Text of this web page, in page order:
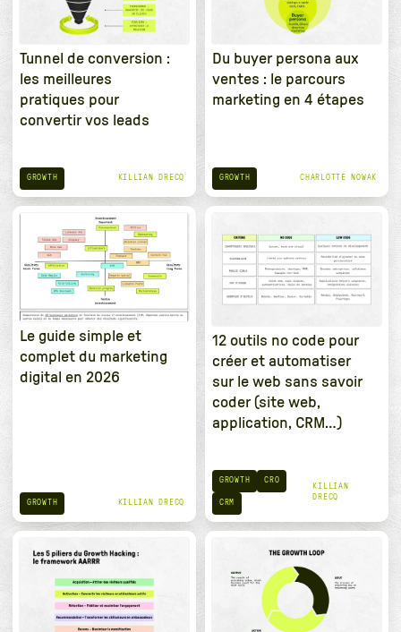
Tunnel de conversion :
les meilleures
pratiques pour
convertir vos leads
GROWTH KILLIAN DRECQ
Du buyer persona aux
ventes : le parcours
marketing en 4 étapes
GROWTH CHARLOTTE NOWAK
Le guide simple et
complet du marketing
digital en 2026
GROWTH KILLIAN DRECQ
12 outils no code pour
créer et automatiser
sur le web sans savoir
coder (site web,
application, CRM…)
GROWTH CRO
CRM
KILLIAN
DRECQ